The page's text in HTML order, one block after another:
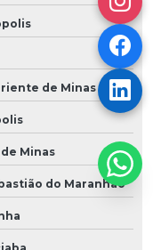
de Minas
Minas
do Maranhão